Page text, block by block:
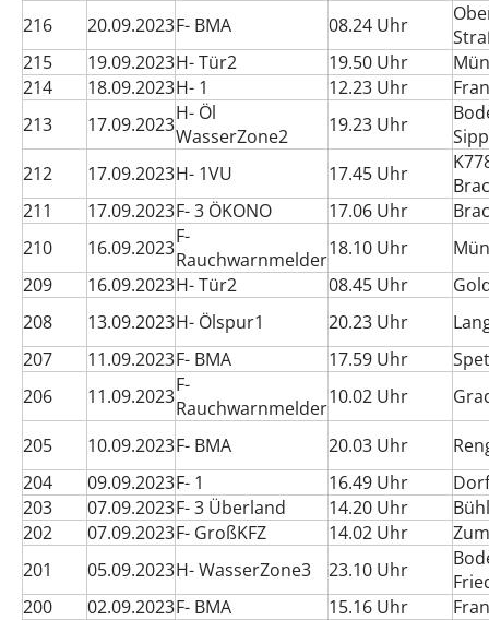
216 20.09.2023F- BMA 08.24 Uhr
215
19.09.2023H- Tür2 19.50 Uhr
214
18.09.2023H- 1 12.23 Uhr
213
17.09.2023H- Öl
WasserZone2
19.23 Uhr
212
17.09.2023H- 1VU 17.45 Uhr
211
17.09.2023F- 3 ÖKONO 17.06 Uhr
210
16.09.2023F-
Rauchwarnmelder18.10 Uhr
209
16.09.2023H- Tür2 08.45 Uhr
208
13.09.2023H- Ölspur1 20.23 Uhr
207
11.09.2023F- BMA 17.59 Uhr
206
11.09.2023F-
Rauchwarnmelder10.02 Uhr
205 10.09.2023F- BMA 20.03 Uhr
204
09.09.2023F- 1 16.49 Uhr
203
07.09.2023F- 3 Überland 14.20 Uhr
202
07.09.2023F- GroßKFZ 14.02 Uhr
201
05.09.2023H- WasserZone3 23.10 Uhr
200
02.09.2023F- BMA 15.16 Uhr